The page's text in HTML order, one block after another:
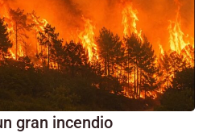
gran incendio